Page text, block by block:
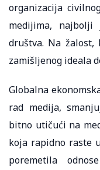
organizacija
medijima, najbolji
društva. Na žalost,
zamišljenog ideala
Globalna
rad medija,
bitno utičući na
koja rapidno raste
poremetila